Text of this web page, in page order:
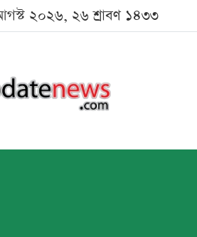
২০২৬, ২৬ শ্রাবণ ১৪৩৩